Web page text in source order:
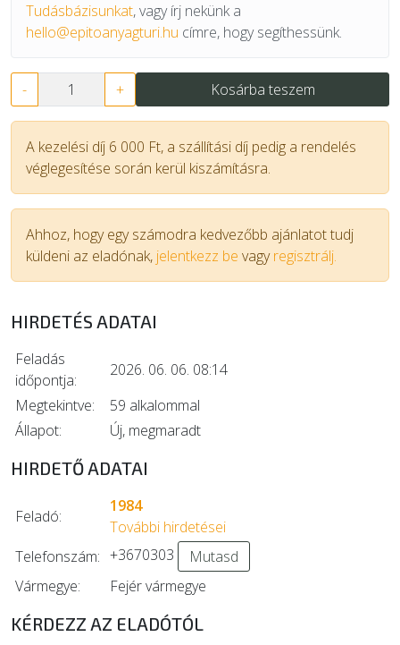
Tudásbázisunkat, vagy írj nekünk a
hello@epitoanyagturi.hu címre, hogy segíthessünk.
- + Kosárba teszem
A kezelési díj 6 000 Ft, a szállítási díj pedig a rendelés
véglegesítése során kerül kiszámításra.
Ahhoz, hogy egy számodra kedvezőbb ajánlatot tudj
küldeni az eladónak, jelentkezz be vagyregisztrálj.
HIRDETÉS ADATAI
Feladás
időpontja:
2026. 06. 06. 08:14
Megtekintve:
59 alkalommal
Állapot:
Új, megmaradt
HIRDETŐ ADATAI
Feladó:
1984
További hirdetései
Telefonszám: +3670303
Mutasd
Vármegye:
Fejér vármegye
KÉRDEZZ AZ ELADÓTÓL